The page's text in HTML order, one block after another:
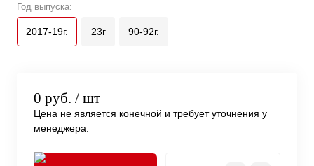
Год выпуска:
2017-19г. 23г 90-92г.
0 руб. / шт
Цена не является конечной и требует уточнения у
менеджера.